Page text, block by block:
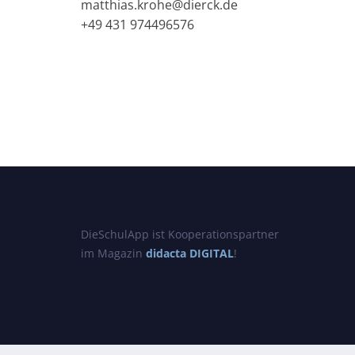
matthias.krohe@dierck.de
+49 431 974496576
DieSchulApp ist Kooperationspartner
im Magazin didacta DIGITAL!